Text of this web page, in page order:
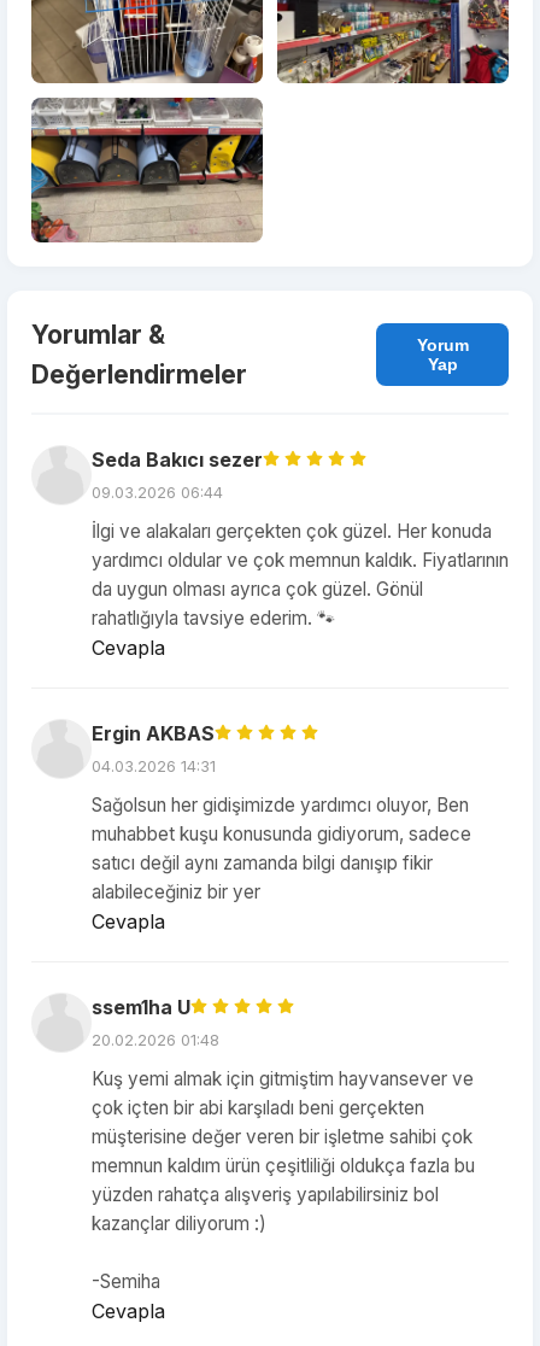
Yorumlar &
Değerlendirmeler
Yorum
Yap
Seda Bakıcı sezer
09.03.2026 06:44
İlgi ve alakaları gerçekten çok güzel. Her konuda
yardımcı oldular ve çok memnun kaldık. Fiyatlarının
da uygun olması ayrıca çok güzel. Gönül
rahatlığıyla tavsiye ederim. 🐾
Cevapla
Ergin AKBAS
04.03.2026 14:31
Sağolsun her gidişimizde yardımcı oluyor, Ben
muhabbet kuşu konusunda gidiyorum, sadece
satıcı değil aynı zamanda bilgi danışıp fikir
alabileceğiniz bir yer
Cevapla
ssem1ha U
20.02.2026 01:48
Kuş yemi almak için gitmiştim hayvansever ve
çok içten bir abi karşıladı beni gerçekten
müşterisine değer veren bir işletme sahibi çok
memnun kaldım ürün çeşitliliği oldukça fazla bu
yüzden rahatça alışveriş yapılabilirsiniz bol
kazançlar diliyorum :)
-Semiha
Cevapla